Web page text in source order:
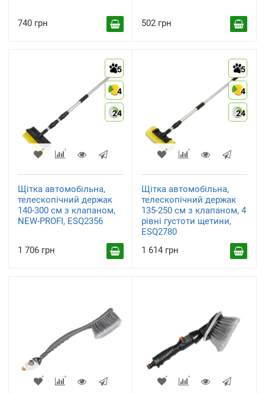
740 грн 502 грн
5
4
24
Щітка автомобільна,
телескопічний держак
140-300 см з клапаном,
NEW-PROFI, ESQ2356
1 706 грн
5
4
24
Щітка автомобільна,
телескопічний держак
135-250 см з клапаном, 4
рівні густоти щетини,
ESQ2780
1 614 грн